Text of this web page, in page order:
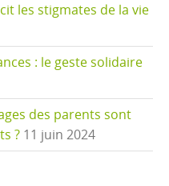
les stigmates de la vie
: le geste solidaire
des parents sont
? 11 juin 2024